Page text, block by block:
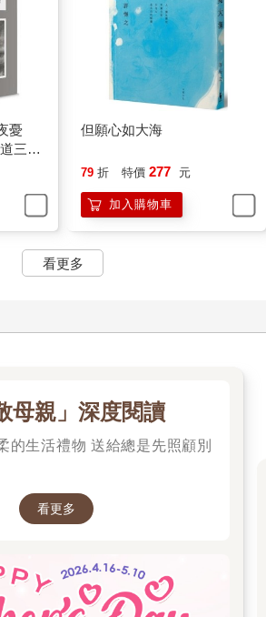
我們的心本來就是大海。
不舒服，有不如意的人或事了，妳就去
心，而是無窮無邊的悲智大海，我們就會
《聯合副刊》
歐捨報了，下午，我從五洲動物醫院開
為灰，我為他蓋上往生被，開始為他助
滿。
一次心經，但是因為他此生最後一段時日
合人體工學的姿勢抱他，而導致右肩受
一月三十一日凌晨，我取出旭原、惠美從
春節過年之前，尼歐就曾經離死亡很近。
憂
三十
但願心如大海
79 折 特價 277 元
加入購物車
看更多
母親」深度閱讀
的生活禮物 送給總是先照顧別
看更多